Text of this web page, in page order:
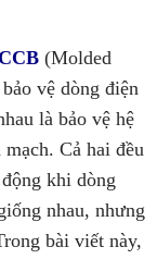
(Molded
vệ dòng điện
là bảo vệ hệ
Cả hai đều
khi dòng
nhau, nhưng
bài viết này,